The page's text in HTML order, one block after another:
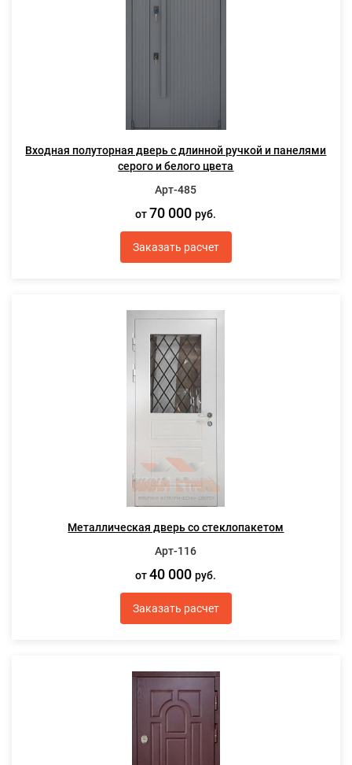
Входная полуторная дверь с длинной ручкой и панелями
серого и белого цвета
Арт-485
от 70 000руб.
Заказать расчет
Металлическая дверь со стеклопакетом
Арт-116
от40 000руб.
Заказать расчет